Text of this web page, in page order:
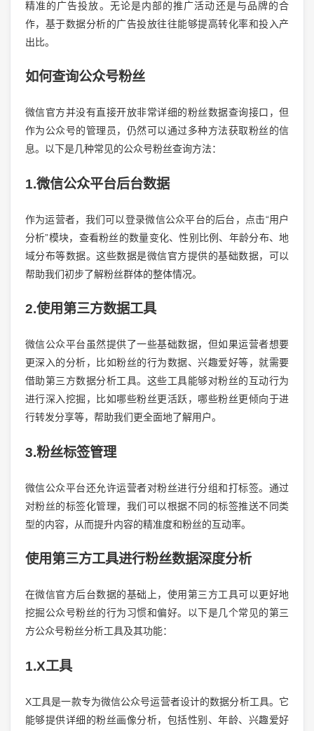
精准的广告投放。无论是内部的推广活动还是与品牌的合
作，基于数据分析的广告投放往往能够提高转化率和投入产
出比。
如何查询公众号粉丝
微信官方并没有直接开放非常详细的粉丝数据查询接口，但
作为公众号的管理员，仍然可以通过多种方法获取粉丝的信
息。以下是几种常见的公众号粉丝查询方法：
1.微信公众平台后台数据
作为运营者，我们可以登录微信公众平台的后台，点击“用户
分析”模块，查看粉丝的数量变化、性别比例、年龄分布、地
域分布等数据。这些数据是微信官方提供的基础数据，可以
帮助我们初步了解粉丝群体的整体情况。
2.使用第三方数据工具
微信公众平台虽然提供了一些基础数据，但如果运营者想要
更深入的分析，比如粉丝的行为数据、兴趣爱好等，就需要
借助第三方数据分析工具。这些工具能够对粉丝的互动行为
进行深入挖掘，比如哪些粉丝更活跃，哪些粉丝更倾向于进
行转发分享等，帮助我们更全面地了解用户。
3.粉丝标签管理
微信公众平台还允许运营者对粉丝进行分组和打标签。通过
对粉丝的标签化管理，我们可以根据不同的标签推送不同类
型的内容，从而提升内容的精准度和粉丝的互动率。
使用第三方工具进行粉丝数据深度分析
在微信官方后台数据的基础上，使用第三方工具可以更好地
挖掘公众号粉丝的行为习惯和偏好。以下是几个常见的第三
方公众号粉丝分析工具及其功能：
1.X工具
X工具是一款专为微信公众号运营者设计的数据分析工具。它
能够提供详细的粉丝画像分析，包括性别、年龄、兴趣爱好